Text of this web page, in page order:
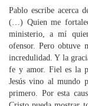
Pablo escribe acerca
(…) Quien me
ministerio, a mí
ofensor. Pero obtuve
incredulidad. Y la
fe y amor. Fiel es la
Jesús vino al mundo
primero. Por esta